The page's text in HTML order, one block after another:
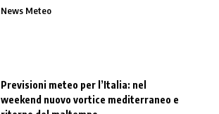
News Meteo
Previsioni meteo per l’Italia: nel
weekend nuovo vortice mediterraneo e